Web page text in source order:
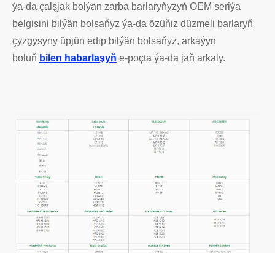
ýa-da çalşjak bolýan zarba barlaryňyzyň OEM seriýa
belgisini bilýän bolsaňyz ýa-da özüňiz düzmeli barlaryň
çyzgysyny üpjün edip bilýän bolsaňyz, arkaýyn
boluň bilen habarlaşyň e-poçta ýa-da jaň arkaly.